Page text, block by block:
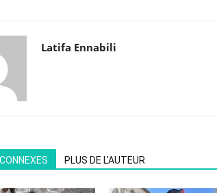
Latifa Ennabili
PLUS DE L'AUTEUR